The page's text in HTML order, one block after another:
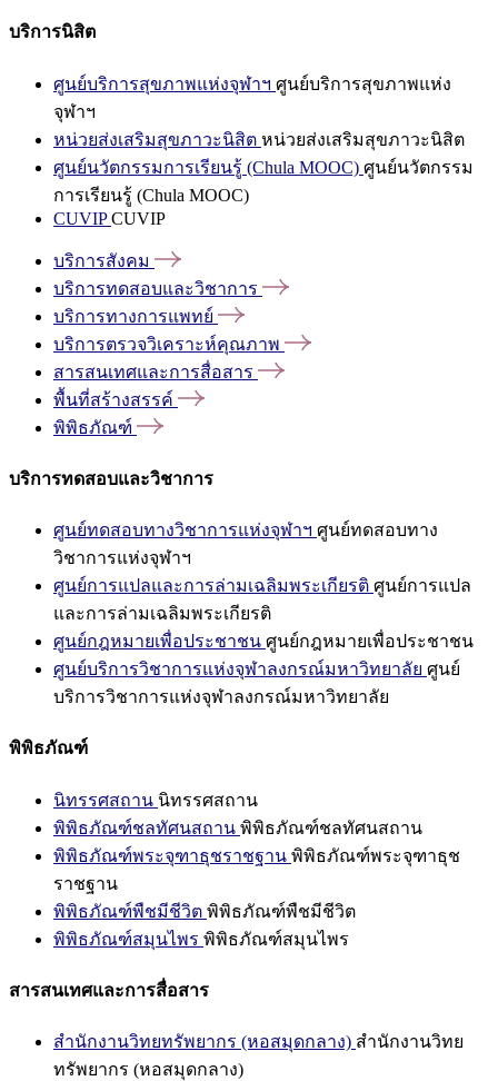
บริการนิสิต
ศูนย์บริการสุขภาพแห่งจุฬาฯ ศูนย์บริการสุขภาพแห่ง
จุฬาฯ
หน่วยส่งเสริมสุขภาวะนิสิต หน่วยส่งเสริมสุขภาวะนิสิต
ศูนย์นวัตกรรมการเรียนรู้ (Chula MOOC) ศูนย์นวัตกรรม
การเรียนรู้ (Chula MOOC)
CUVIPCUVIP
บริการสังคม
บริการทดสอบและวิชาการ
บริการทางการแพทย์
บริการตรวจวิเคราะห์คุณภาพ
สารสนเทศและการสื่อสาร
พื้นที่สร้างสรรค์
พิพิธภัณฑ์
บริการทดสอบและวิชาการ
ศูนย์ทดสอบทางวิชาการแห่งจุฬาฯ ศูนย์ทดสอบทาง
วิชาการแห่งจุฬาฯ
ศูนย์การแปลและการล่ามเฉลิมพระเกียรติ ศูนย์การแปล
และการล่ามเฉลิมพระเกียรติ
ศูนย์กฎหมายเพื่อประชาชน ศูนย์กฎหมายเพื่อประชาชน
ศูนย์บริการวิชาการแห่งจุฬาลงกรณ์มหาวิทยาลัย ศูนย์
บริการวิชาการแห่งจุฬาลงกรณ์มหาวิทยาลัย
พิพิธภัณฑ์
นิทรรศสถาน นิทรรศสถาน
พิพิธภัณฑ์ชลทัศนสถาน พิพิธภัณฑ์ชลทัศนสถาน
พิพิธภัณฑ์พระจุฑาธุชราชฐาน พิพิธภัณฑ์พระจุฑาธุช
ราชฐาน
พิพิธภัณฑ์พืชมีชีวิต พิพิธภัณฑ์พืชมีชีวิต
พิพิธภัณฑ์สมุนไพร พิพิธภัณฑ์สมุนไพร
สารสนเทศและการสื่อสาร
สำนักงานวิทยทรัพยากร (หอสมุดกลาง) สำนักงานวิทย
ทรัพยากร (หอสมุดกลาง)